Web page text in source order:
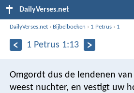
DailyVerses.net
DailyVerses.net › Bijbelboeken › 1 Petrus › 1
1 Petrus 1:13
Omgordt dus de lendenen
weest nuchter, en vestigt uw